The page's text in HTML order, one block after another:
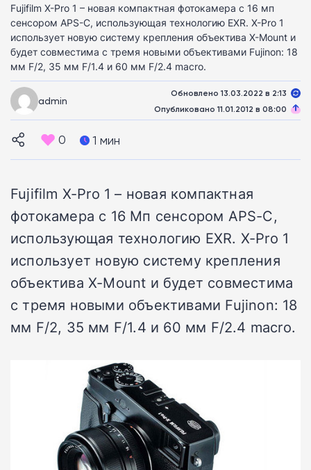
Fujifilm X-Pro 1 – новая компактная фотокамера с 16 мп
сенсором APS-C, использующая технологию EXR. X-Pro 1
использует новую систему крепления объектива X-Mount и
будет совместима с тремя новыми объективами Fujinon: 18
мм F/2, 35 мм F/1.4 и 60 мм F/2.4 macro.
admin
Обновлено 13.03.2022 в 2:13
Опубликовано 11.01.2012 в 08:00
0 1 мин
Fujifilm X-Pro 1 – новая компактная
фотокамера с 16 Мп сенсором APS-C,
использующая технологию EXR. X-Pro 1
использует новую систему крепления
объектива X-Mount и будет совместима
с тремя новыми объективами Fujinon: 18
мм F/2, 35 мм F/1.4 и 60 мм F/2.4 macro.